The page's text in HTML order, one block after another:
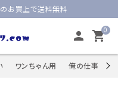
お買上で送料無料
person 0
shopping_cart
ワンちゃん用 俺の仕事